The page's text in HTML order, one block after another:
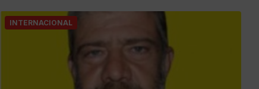
INTERNACIONAL